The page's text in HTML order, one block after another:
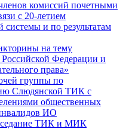
комиссий почетными
с 20-летием
системы и по результатам
на тему
Федерации и
права»
группы по
Слюдянской ТИК с
общественных
ИО
ТИК и МИК